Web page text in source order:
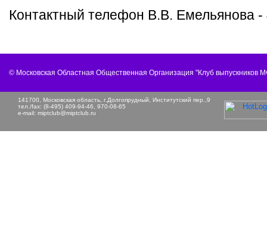
Контактный телефон В.В. Емельянова -
© Московская Областная Общественная Организация "Клуб выпускников
141700, Московская область, г.Долгопрудный, Институтский пер.,9
тел./fax: (8-495) 409-94-46, 970-08-65
e-mail: miptclub@miptclub.ru